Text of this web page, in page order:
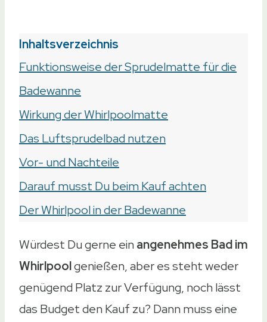
Inhaltsverzeichnis
Funktionsweise der Sprudelmatte für die
Badewanne
Wirkung der Whirlpoolmatte
Das Luftsprudelbad nutzen
Vor- und Nachteile
Darauf musst Du beim Kauf achten
Der Whirlpool in der Badewanne
Würdest Du gerne einangenehmes Bad im
Whirlpoolgenießen, aber es steht weder
genügend Platz zur Verfügung, noch lässt
das Budget den Kauf zu? Dann muss eine